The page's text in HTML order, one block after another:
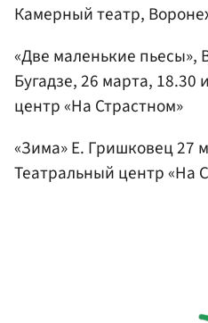
Камерный театр,
«Две маленькие пьесы»,
Бугадзе, 26 марта, 18.30
центр «На Страстном»
«Зима» Е. Гришковец 27
Театральный центр «На